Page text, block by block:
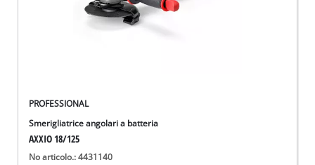
PROFESSIONAL
Smerigliatrice angolari a batteria
AXXIO 18/125
No articolo.: 4431140